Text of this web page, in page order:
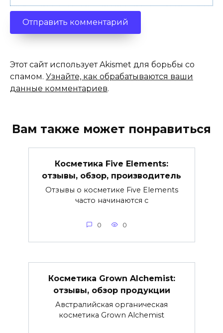
Этот сайт использует Akismet для борьбы со
спамом. Узнайте, как обрабатываются ваши
данные комментариев.
Вам также может понравиться
Косметика Five Elements:
отзывы, обзор, производитель
Отзывы о косметике Five Elements
часто начинаются с
0 0
Косметика Grown Alchemist:
отзывы, обзор продукции
Австралийская органическая
косметика Grown Alchemist